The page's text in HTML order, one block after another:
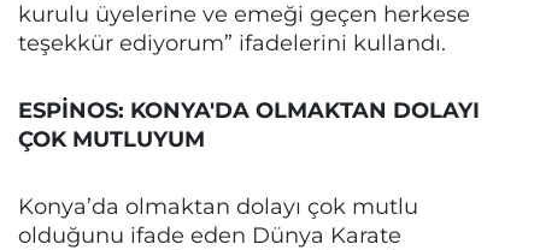
kurulu üyelerine ve emeği geçen herkese
teşekkür ediyorum” ifadelerini kullandı.
ESPİNOS: KONYA'DA OLMAKTAN DOLAYI
ÇOK MUTLUYUM
Konya’da olmaktan dolayı çok mutlu
olduğunu ifade eden Dünya Karate